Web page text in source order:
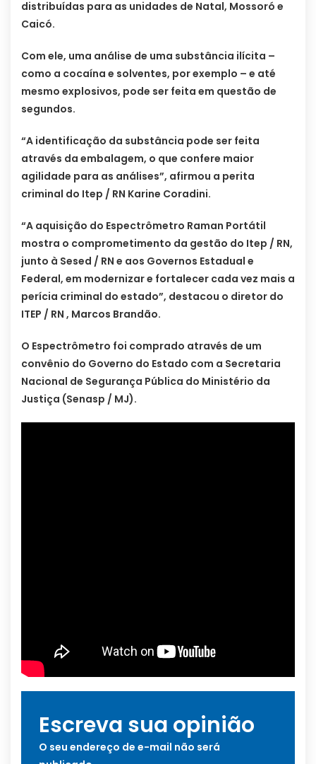
distribuídas para as unidades de Natal, Mossoró e
Caicó.
Com ele, uma análise de uma substância ilícita –
como a cocaína e solventes, por exemplo – e até
mesmo explosivos, pode ser feita em questão de
segundos.
“A identificação da substância pode ser feita
através da embalagem, o que confere maior
agilidade para as análises”, afirmou a perita
criminal do Itep / RN Karine Coradini.
“A aquisição do Espectrômetro Raman Portátil
mostra o comprometimento da gestão do Itep / RN,
junto à Sesed / RN e aos Governos Estadual e
Federal, em modernizar e fortalecer cada vez mais a
perícia criminal do estado”, destacou o diretor do
ITEP / RN , Marcos Brandão.
O Espectrômetro foi comprado através de um
convênio do Governo do Estado com a Secretaria
Nacional de Segurança Pública do Ministério da
Justiça (Senasp / MJ).
Escreva sua opinião
O seu endereço de e-mail não será